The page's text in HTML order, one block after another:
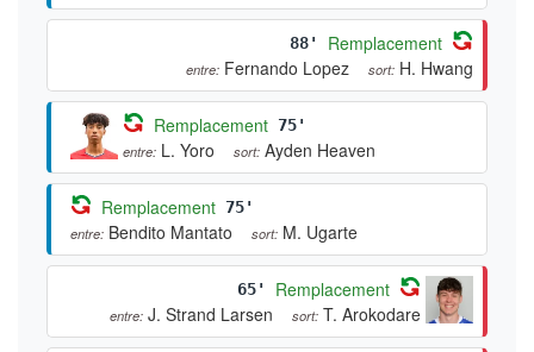
88' Remplacement
entre: Fernando Lopez sort: H. Hwang
Remplacement 75'
entre: L. Yoro sort: Ayden Heaven
Remplacement 75'
entre: Bendito Mantato sort: M. Ugarte
65' Remplacement
entre: J. Strand Larsen sort: T. Arokodare